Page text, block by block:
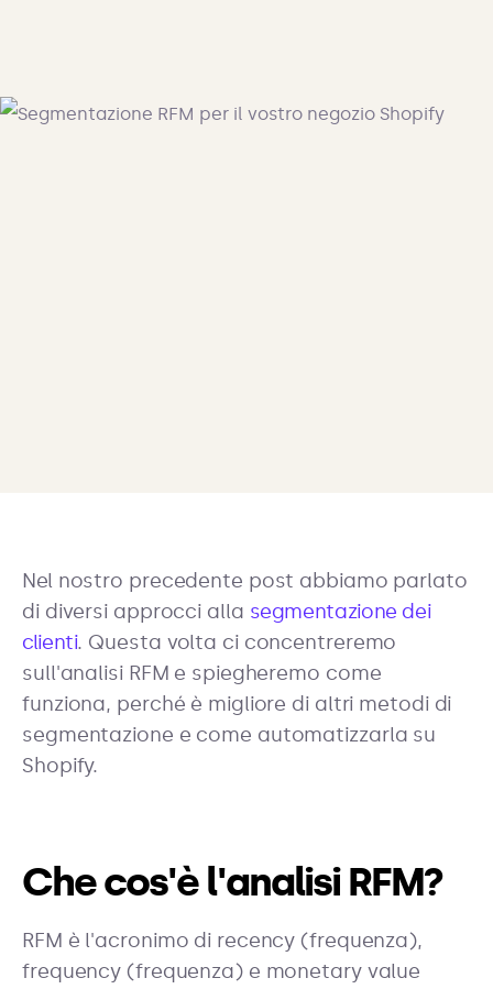
Nel nostro precedente post abbiamo parlato
di diversi approcci alla segmentazione dei
clienti. Questa volta ci concentreremo
sull'analisi RFM e spiegheremo come
funziona, perché è migliore di altri metodi di
segmentazione e come automatizzarla su
Shopify.
Che cos'è l'analisi RFM?
RFM è l'acronimo di recency (frequenza),
frequency (frequenza) e monetary value